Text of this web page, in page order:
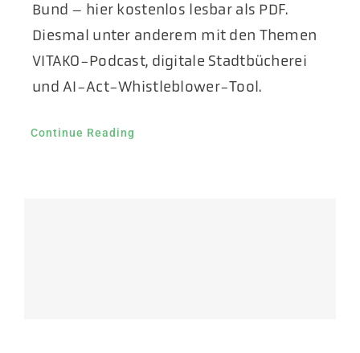
Bund – hier kostenlos lesbar als PDF.
Diesmal unter anderem mit den Themen
VITAKO-Podcast, digitale Stadtbücherei
und AI-Act-Whistleblower-Tool.
Continue Reading